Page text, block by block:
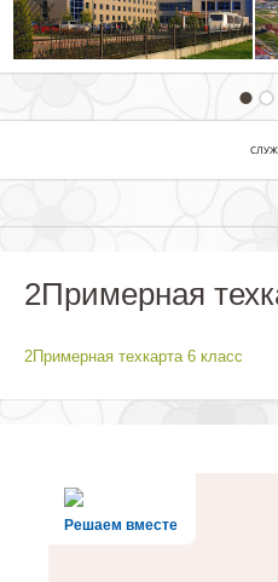
2Примерная
2Примерная техкарта 6 класс
Решаем вместе